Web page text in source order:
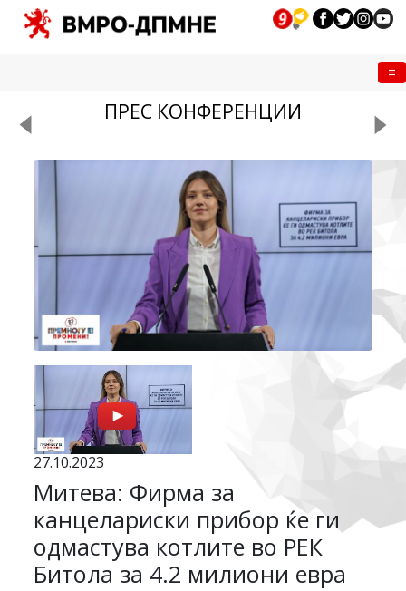
ПРЕС КОНФЕРЕНЦИИ
27.10.2023
Митева: Фирма за
канцелариски прибор ќе ги
одмастува котлите во РЕК
Битола за 4.2 милиони евра